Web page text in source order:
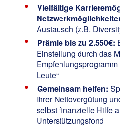
Vielfältige
Austausch (z.B.
Prämie bis zu 2.550€:
Einstellung durch das
Leute“
Gemeinsam helfen:
Ihrer Nettovergütung
selbst finanzielle Hilfe
Unterstützungsfond